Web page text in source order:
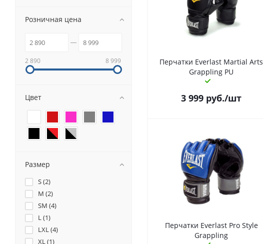
Перчатки Everlast Martial Arts
Grappling PU
3 999 руб./шт
Перчатки Everlast Pro Style
Grappling
Розничная цена
2 890 8 999
Цвет
Размер
S (2)
M (2)
SM (4)
L (1)
LXL (4)
XL (1)